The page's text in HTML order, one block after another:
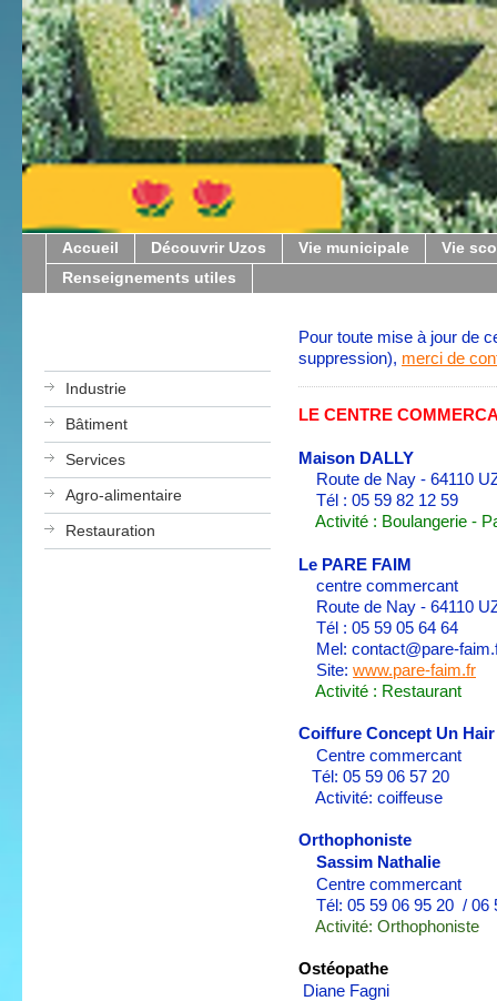
Accueil Découvrir Uzos Vie municipale
Vie
Renseignements utiles
Industrie
Bâtiment
Services
Agro-alimentaire
Restauration
Pour toute mise à jour de
suppression), merci de
LE CENTRE
Maison DALLY
Route de Nay - 64110
Tél : 05 59 82 12 59
Activité : Boulangerie -
Le PARE FAIM
centre commercant
Route de Nay - 64110
Tél : 05 59 05 64 64
Mel: contact@pare-
Site: www.pare-faim.fr
Activité : Restaurant
Coiffure Concept Un Hair
Centre commercant
Tél: 05 59 06 57 20
Activité: coiffeuse
Orthophoniste
Sassim Nathalie
Centre commercant
Tél: 05 59 06 95 20 / 06
Activité: Orthophoniste
Ostéopathe
Diane Fagni